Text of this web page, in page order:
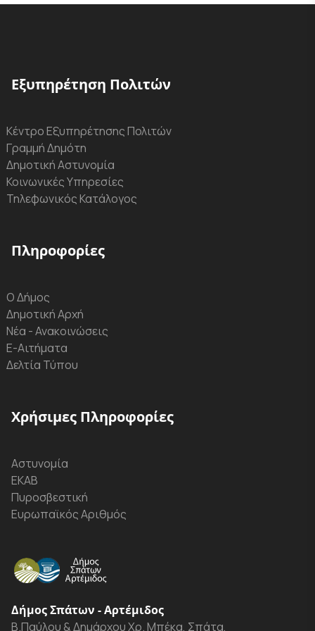
Εξυπηρέτηση Πολιτών
Κέντρο Εξυπηρέτησης Πολιτών
Γραμμή Δημότη
Δημοτική Αστυνομία
Κοινωνικές Υπηρεσίες
Τηλεφωνικός Κατάλογος
Πληροφορίες
Ο Δήμος
Δημοτική Αρχή
Νέα - Ανακοινώσεις
Ε-Αιτήματα
Δελτία Τύπου
Χρήσιμες Πληροφορίες
Αστυνομία
ΕΚΑΒ
Πυροσβεστική
Ευρωπαϊκός Αριθμός
Δήμος Σπάτων - Αρτέμιδος
Β.Παύλου & Δημάρχου Χρ. Μπέκα, Σπάτα,